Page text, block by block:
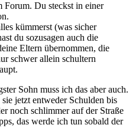
Du steckst in einer
kümmerst (was sicher
du sozusagen auch die
Eltern übernommen, die
schwer allein schultern
Sohn muss ich das aber auch.
jetzt entweder Schulden bis
noch schlimmer auf der Straße
das werde ich tun sobald der